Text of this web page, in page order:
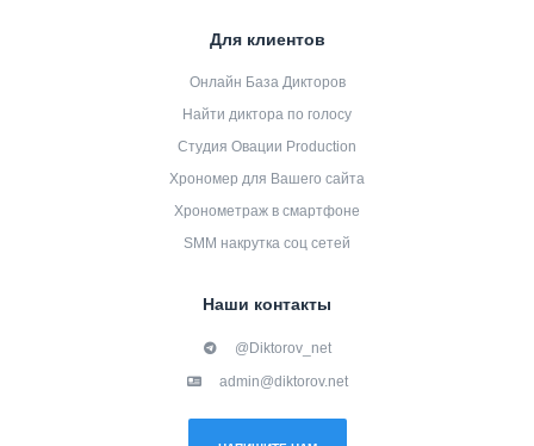
Для клиентов
Онлайн База Дикторов
Найти диктора по голосу
Студия Овации Production
Хрономер для Вашего сайта
Хронометраж в смартфоне
SMM накрутка соц сетей
Наши контакты
@Diktorov_net
admin@diktorov.net